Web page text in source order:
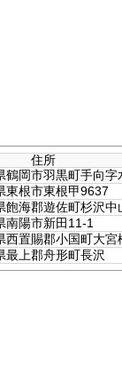
住所
鶴岡市羽黒町手向字
東根市東根甲9637
飽海郡遊佐町杉沢中
南陽市新田11-1
西置賜郡小国町大宮
最上郡舟形町長沢